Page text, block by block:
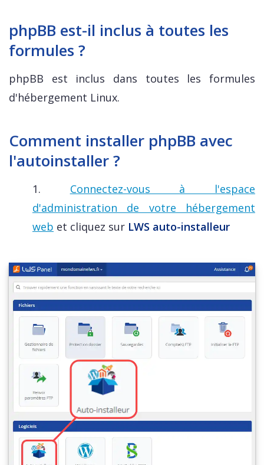
phpBB est-il inclus à toutes les
formules ?
phpBB est inclus dans toutes les formules
d'hébergement Linux.
Comment installer phpBB avec
l'autoinstaller ?
1. Connectez-vous à l'espace
d'administration de votre hébergement
web et cliquez sur LWS auto-installeur